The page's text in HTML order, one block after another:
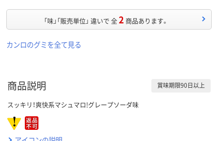
「味」「販売単位」 違いで 全2 商品あります。
カンロのグミを全て見る
商品説明 賞味期限90日以上
スッキリ！爽快系マシュマロ!グレープソーダ味